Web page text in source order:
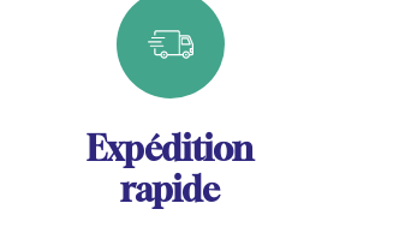
Expédition
rapide